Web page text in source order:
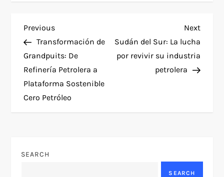
P
o
s
t
a
Previous
Post
Previous
Transformación de
Grandpuits: De
Refinería Petrolera a
Plataforma Sostenible
Cero Petróleo
Next
Post
Next
Sudán del Sur: La lucha
por revivir su industria
petrolera
SEARCH
SEARCH